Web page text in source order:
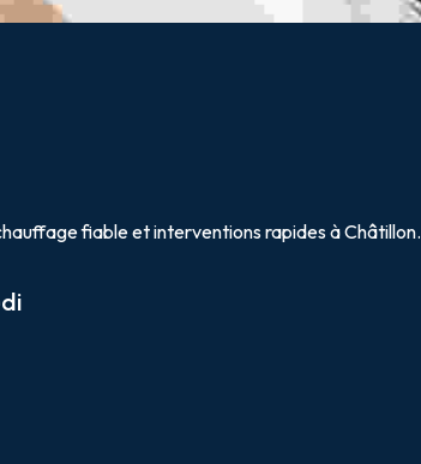
fiable et interventions rapides à Châtillon.